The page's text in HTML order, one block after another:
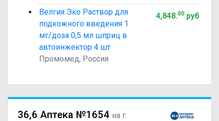
Велгия Эко Раствор для
подкожного введения 1
мг/доза 0,5 мл шприц в
автоинжектор 4 шт
Промомед, Россия
4,848.00руб
36,6 Аптека №1654 на г.